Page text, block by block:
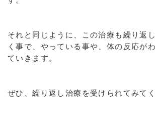
それと同じように、この治療も繰り返
く事で、やっている事や、体の反応が
ていきます。
ぜひ、繰り返し治療を受けられてみてく